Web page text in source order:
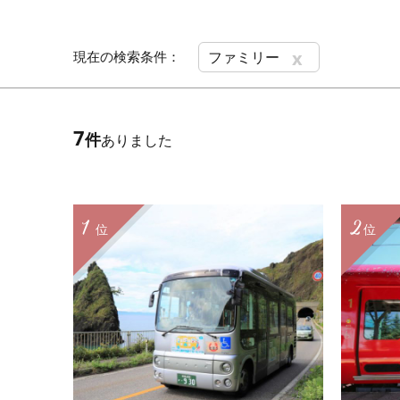
現在の検索条件： ファミリー x
7件ありました
位
1 位
2